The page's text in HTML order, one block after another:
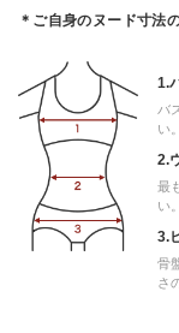
＊ご自身のヌード寸法
1.
バ
い。
2.
最
い。
3.
骨
さ